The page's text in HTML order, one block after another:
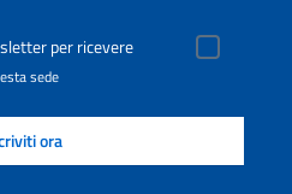
per ricevere
sede